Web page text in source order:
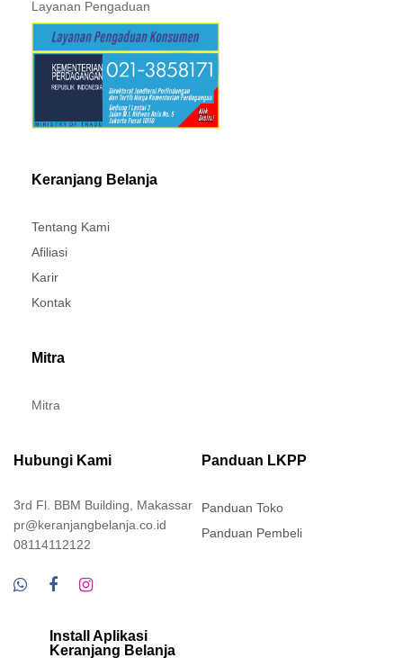
Layanan Pengaduan
Keranjang Belanja
Tentang Kami
Afiliasi
Karir
Kontak
Mitra
Mitra
Hubungi Kami
3rd Fl. BBM Building, Makassar
pr@keranjangbelanja.co.id
08114112122
Panduan LKPP
Panduan Toko
Panduan Pembeli
Install Aplikasi
Keranjang Belanja